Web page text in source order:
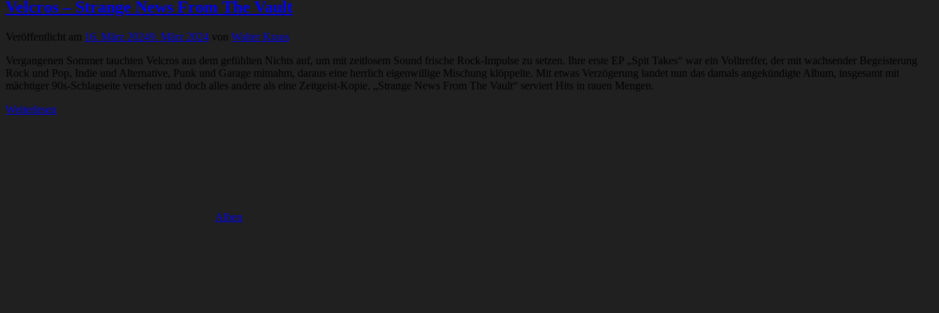
Velcros – Strange News From The Vault
Veröffentlicht am 16. März 20249. März 2024 von Walter Kraus
Vergangenen Sommer tauchten Velcros aus dem gefühlten Nichts auf, um mit zeitlosem Sound frische Rock-Impulse zu setzen. Ihre erste EP „Spit Takes“ war ein Volltreffer, der mit wachsender Begeisterung
Rock und Pop, Indie und Alternative, Punk und Garage mitnahm, daraus eine herrlich eigenwillige Mischung klöppelte. Mit etwas Verzögerung landet nun das damals angekündigte Album, insgesamt mit
mächtiger 90s-Schlagseite versehen und doch alles andere als eine Zeitgeist-Kopie. „Strange News From The Vault“ serviert Hits in rauen Mengen.
Weiterlesen
Alben